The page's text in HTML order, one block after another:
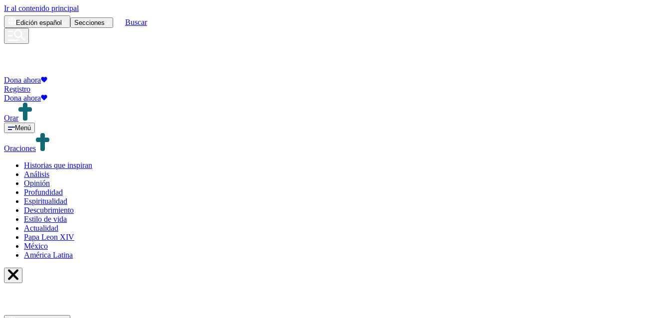
Ir al contenido principal
Edición español Secciones Buscar
Dona ahora
Registro
Dona ahora
Orar
Menú
Oraciones
Historias que inspiran
Análisis
Opinión
Profundidad
Espiritualidad
Descubrimiento
Estilo de vida
Actualidad
Papa Leon XIV
México
América Latina